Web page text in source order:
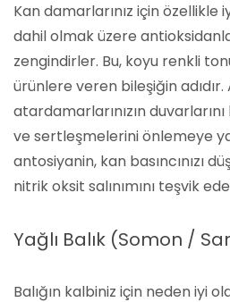
Kan damarlarınız için özellikle
dahil olmak üzere
zengindirler. Bu, koyu renkli
ürünlere veren bileşiğin
atardamarlarınızın
ve sertleşmelerini önlemeye
antosiyanin, kan basıncınızı
nitrik oksit salınımını teşvik
Yağlı Balık (Somon /
Balığın kalbiniz için neden iyi